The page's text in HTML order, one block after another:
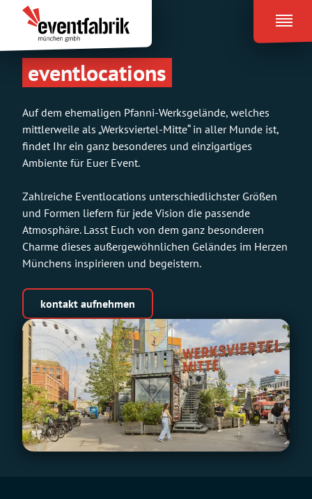
Inhalt
springen
Eventfabrik
München
eventlocations
Auf dem ehemaligen Pfanni-Werksgelände, welches
mittlerweile als „Werksviertel-Mitte“ in aller Munde ist,
findet Ihr ein ganz besonderes und einzigartiges
Ambiente für Euer Event.
Zahlreiche Eventlocations unterschiedlichster Größen
und Formen liefern für jede Vision die passende
Atmosphäre. Lasst Euch von dem ganz besonderen
Charme dieses außergewöhnlichen Geländes im Herzen
Münchens inspirieren und begeistern.
kontakt aufnehmen